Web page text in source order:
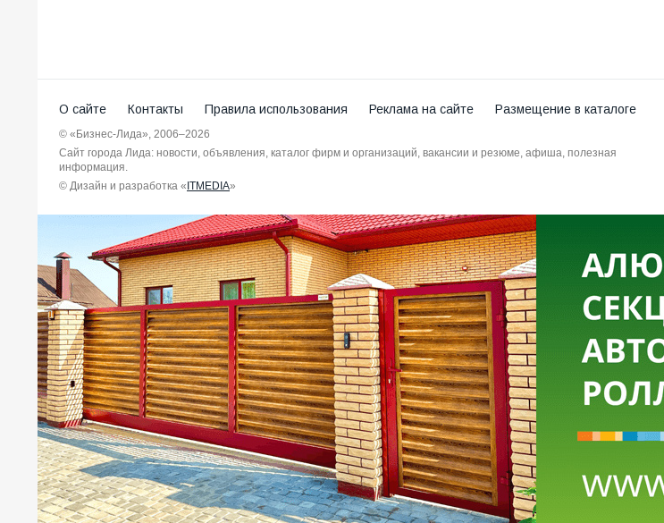
О сайте Контакты Правила использования Реклама на сайте Размещение в каталоге
© «Бизнес-Лида», 2006–2026
Сайт города Лида: новости, объявления, каталог фирм и организаций, вакансии и резюме, афиша, полезная
информация.
© Дизайн и разработка « ITMEDIA»